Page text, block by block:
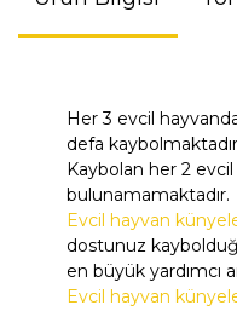
Her 3 evcil
defa
Kaybolan her 2
bulunamamaktadır.
Evcil hayvan
dostunuz
en büyük yardımcı
Evcil hayvan